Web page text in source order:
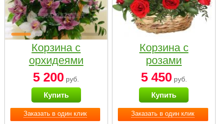
Заказать в один клик
Корзина с
орхидеями
малая
5 200 руб.
Купить
Заказать в один клик
Корзина с
розами
«Красный
Париж»
5 450руб.
Купить